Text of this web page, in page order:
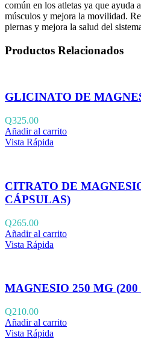
común en los atletas ya que ayuda
músculos y mejora la movilidad.
piernas y mejora la salud del
Productos Relacionados
GLICINATO DE
Q325.00
Añadir al carrito
Vista Rápida
CITRATO DE
CÁPSULAS)
Q265.00
Añadir al carrito
Vista Rápida
MAGNESIO 250 MG
Q210.00
Añadir al carrito
Vista Rápida